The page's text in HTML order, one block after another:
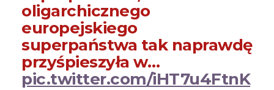
oligarchicznego
europejskiego
superpaństwa tak naprawdę
przyśpieszyła w…
pic.twitter.com/iHT7u4FtnK